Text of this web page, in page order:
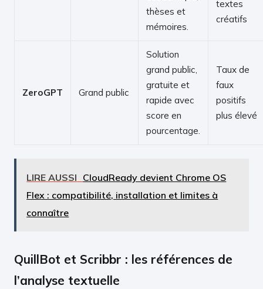
thèses et
mémoires.
textes
créatifs
ZeroGPT Grand public
Solution
grand public,
gratuite et
rapide avec
score en
pourcentage.
Taux de
faux
positifs
plus élevé
LIRE AUSSI CloudReady devient Chrome OS
Flex : compatibilité, installation et limites à
connaître
QuillBot et Scribbr : les références de
l’analyse textuelle